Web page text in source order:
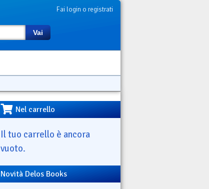
Fai login o registrati
Vai
Nel carrello
Il tuo carrello è ancora
vuoto.
Novità Delos Books